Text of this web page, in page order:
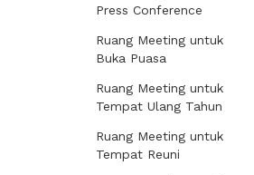
Press Conference
Ruang Meeting untuk
Buka Puasa
Ruang Meeting untuk
Tempat Ulang Tahun
Ruang Meeting untuk
Tempat Reuni